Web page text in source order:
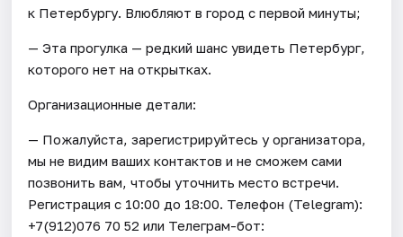
к Петербургу. Влюбляют в город с первой минуты;
— Эта прогулка — редкий шанс увидеть Петербург,
которого нет на открытках.
Организационные детали:
— Пожалуйста, зарегистрируйтесь у организатора,
мы не видим ваших контактов и не сможем сами
позвонить вам, чтобы уточнить место встречи.
Регистрация с 10:00 до 18:00. Телефон (Telegram):
+7(912)076 70 52 или Телеграм-бот: